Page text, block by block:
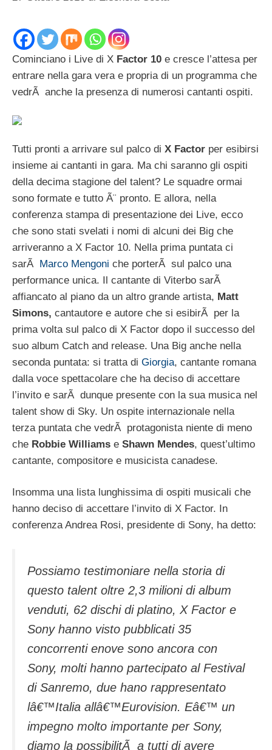
Cominciano i Live di X Factor 10 e cresce l’attesa per
entrare nella gara vera e propria di un programma che
vedrÃ anche la presenza di numerosi cantanti ospiti.
Tutti pronti a arrivare sul palco di X Factor per esibirsi
insieme ai cantanti in gara. Ma chi saranno gli ospiti
della decima stagione del talent? Le squadre ormai
sono formate e tutto Ã¨ pronto. E allora, nella
conferenza stampa di presentazione dei Live, ecco
che sono stati svelati i nomi di alcuni dei Big che
arriveranno a X Factor 10. Nella prima puntata ci
sarÃ Marco Mengoni che porterÃ sul palco una
performance unica. Il cantante di Viterbo sarÃ
affiancato al piano da un altro grande artista, Matt
Simons, cantautore e autore che si esibirÃ per la
prima volta sul palco di X Factor dopo il successo del
suo album Catch and release. Una Big anche nella
seconda puntata: si tratta di Giorgia, cantante romana
dalla voce spettacolare che ha deciso di accettare
l’invito e sarÃ dunque presente con la sua musica nel
talent show di Sky. Un ospite internazionale nella
terza puntata che vedrÃ protagonista niente di meno
che Robbie Williams e Shawn Mendes, quest’ultimo
cantante, compositore e musicista canadese.
Insomma una lista lunghissima di ospiti musicali che
hanno deciso di accettare l’invito di X Factor. In
conferenza Andrea Rosi, presidente di Sony, ha detto:
Possiamo testimoniare nella storia di
questo talent oltre 2,3 milioni di album
venduti, 62 dischi di platino, X Factor e
Sony hanno visto pubblicati 35
concorrenti enove sono ancora con
Sony, molti hanno partecipato al Festival
di Sanremo, due hano rappresentato
lâ€™Italia allâ€™Eurovision. Eâ€™ un
impegno molto importante per Sony,
diamo la possibilitÃ a tutti di avere